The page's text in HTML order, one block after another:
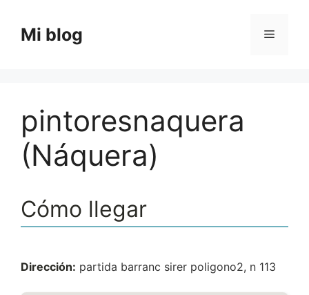
contenido
Mi blog Menú
pintoresnaquera
(Náquera)
Cómo llegar
Dirección: partida barranc sirer poligono2, n 113